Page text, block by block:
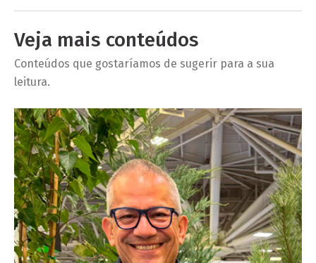
Veja mais conteúdos
Conteúdos que gostaríamos de sugerir para a sua
leitura.